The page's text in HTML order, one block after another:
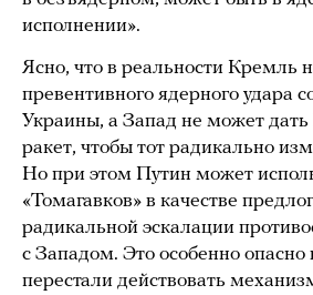
исполнении».
Ясно, что в реальности Кремль
превентивного ядерного удара
Украины, а Запад не может дать
ракет, чтобы тот радикально
Но при этом Путин может
«Томагавков» в качестве
радикальной эскалации
с Западом. Это особенно опасно
перестали действовать